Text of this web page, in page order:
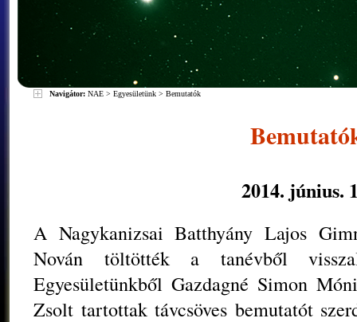
Navigátor: NAE > Egyesületünk > Bemutatók
2014. június.
A Nagykanizsai Batthyány Lajos
Nován töltötték a tanévből
Egyesületünkből Gazdagné Simon
Zsolt tartottak távcsöves bemutatót